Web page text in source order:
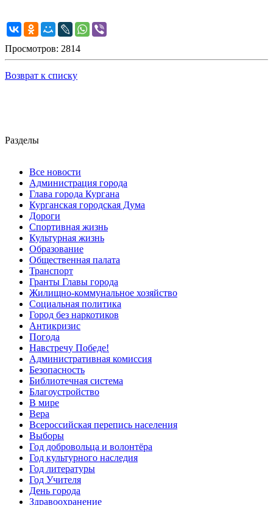
Просмотров: 2814
Возврат к списку
Разделы
Все новости
Администрация города
Глава города Кургана
Курганская городская Дума
Дороги
Спортивная жизнь
Культурная жизнь
Образование
Общественная палата
Транспорт
Гранты Главы города
Жилищно-коммунальное хозяйство
Социальная политика
Город без наркотиков
Антикризис
Погода
Навстречу Победе!
Административная комиссия
Безопасность
Библиотечная система
Благоустройство
В мире
Вера
Всероссийская перепись населения
Выборы
Год добровольца и волонтёра
Год культурного наследия
Год литературы
Год Учителя
День города
Здравоохранение